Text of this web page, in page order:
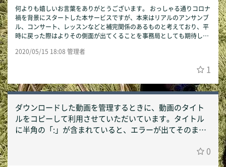
何よりも嬉しいお言葉をありがとうございます。 おっしゃる通りコロナ
禍を背景にスタートした本サービスですが、本来はリアルのアンサンブ
ル、コンサート、レッスンなどと補完関係のあるものと考えており、平
時に戻った際はよりその側面が出てくることを事務局としても期待して
まって演奏動画を撮影することで、よりリアルかつパート数の多いマイ
2020/05/15 18:08 管理者
1
ダウンロードした動画を管理するときに、動画のタイト
ルをコピーして利用させていただいています。タイトル
に半角の「:」が含まれていると、エラーが出てそのまま
0